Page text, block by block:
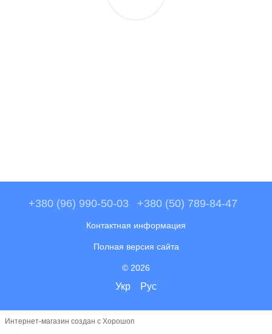
+380 (96) 990-50-03 +380 (50) 789-84-47
Контактная информация
Полная версия сайта
© 2026
Укр Рус
Интернет-магазин создан с Хорошоп